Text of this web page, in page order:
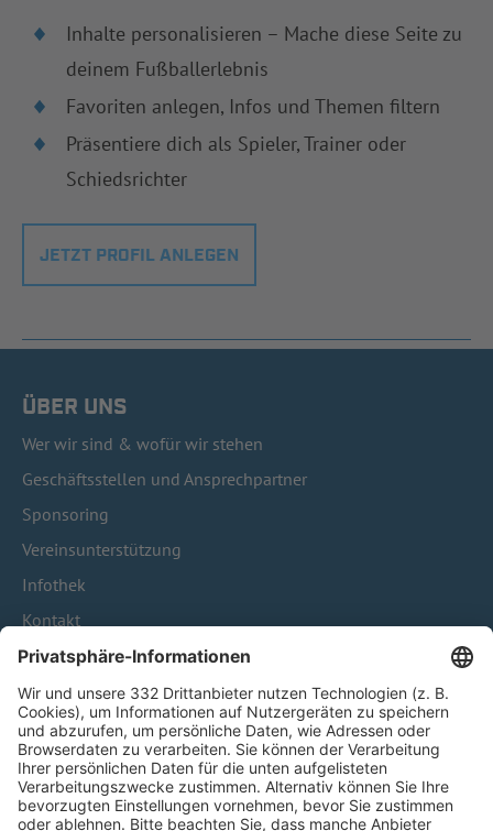
Inhalte personalisieren – Mache diese Seite zu
deinem Fußballerlebnis
Favoriten anlegen, Infos und Themen filtern
Präsentiere dich als Spieler, Trainer oder
Schiedsrichter
JETZT PROFIL ANLEGEN
ÜBER UNS
Wer wir sind & wofür wir stehen
Geschäftsstellen und Ansprechpartner
Sponsoring
Vereinsunterstützung
Infothek
Kontakt
HÄUFIG BESUCHTE SEITEN
Pässe und Vereinswechsel
Trainerausbildung
Schulungsangebot Vereinsmitarbeiter